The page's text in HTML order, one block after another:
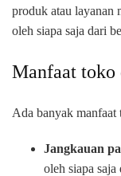
produk atau layanan
oleh siapa saja dari
Manfaat
Ada banyak
Jangkauan
oleh siapa